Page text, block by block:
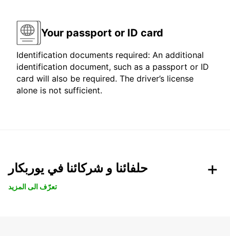
Your passport or ID card
Identification documents required: An additional
identification document, such as a passport or ID
card will also be required. The driver’s license
alone is not sufficient.
حلفائنا و شركائنا في يوربكار
تعرّف الى المزيد